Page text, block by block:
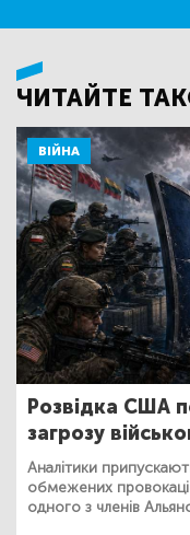
ЧИТАЙТЕ
ВІЙНА
Розвідка США
загрозу
Аналітики
обмежених
одного з членів